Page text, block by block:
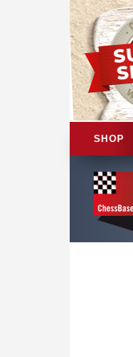
SHOP